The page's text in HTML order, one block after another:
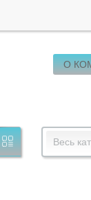
О
Весь